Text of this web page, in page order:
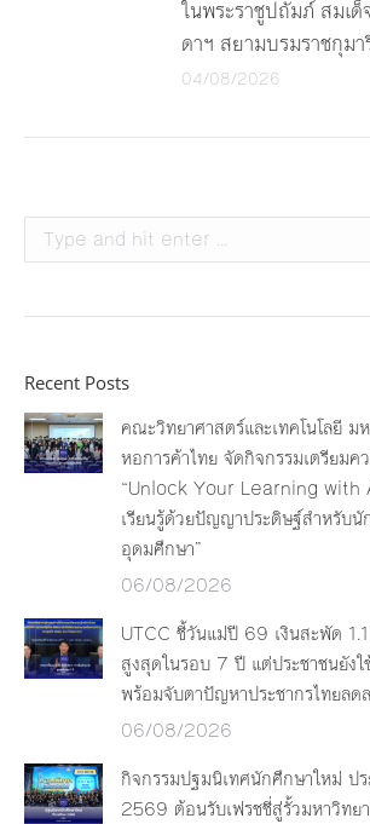
ในพระราชูปถัมภ์ สมเ
ดาฯ สยามบรมราชกุม
04/08/2026
Search:
Recent Posts
คณะวิทยาศาสตร์และเทคโนโลยี ม
หอการค้าไทย จัดกิจกรรมเตรียมค
“Unlock Your Learning with
เรียนรู้ด้วยปัญญาประดิษฐ์สำหรับนั
อุดมศึกษา”
06/08/2026
UTCC ชี้วันแม่ปี 69 เงินสะพัด
สูงสุดในรอบ 7 ปี แต่ประชาชนยังใ
พร้อมจับตาปัญหาประชากรไทยลด
06/08/2026
กิจกรรมปฐมนิเทศนักศึกษาใหม่ ป
2569 ต้อนรับเฟรชชี่สู่รั้วมหาวิทย